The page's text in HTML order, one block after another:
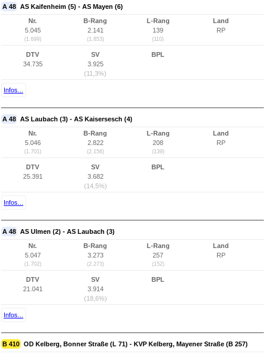
A 48 AS Kaifenheim (5) - AS Mayen (6)
Nr.
5.045
(1.699)
B-Rang
2.141
(1.853)
L-Rang
139
(110)
Land
RP
DTV
34.735
SV
3.925
(11,3%)
BPL
Infos...
A 48 AS Laubach (3) - AS Kaisersesch (4)
Nr.
5.046
(1.701)
B-Rang
2.822
(2.156)
L-Rang
208
(139)
Land
RP
DTV
25.391
SV
3.682
(14,5%)
BPL
Infos...
A 48 AS Ulmen (2) - AS Laubach (3)
Nr.
5.047
(1.702)
B-Rang
3.273
(2.273)
L-Rang
257
(152)
Land
RP
DTV
21.041
SV
3.914
(18,6%)
BPL
Infos...
B 410 OD Kelberg, Bonner Straße (L 71) - KVP Kelberg, Mayener Straße (B 257)